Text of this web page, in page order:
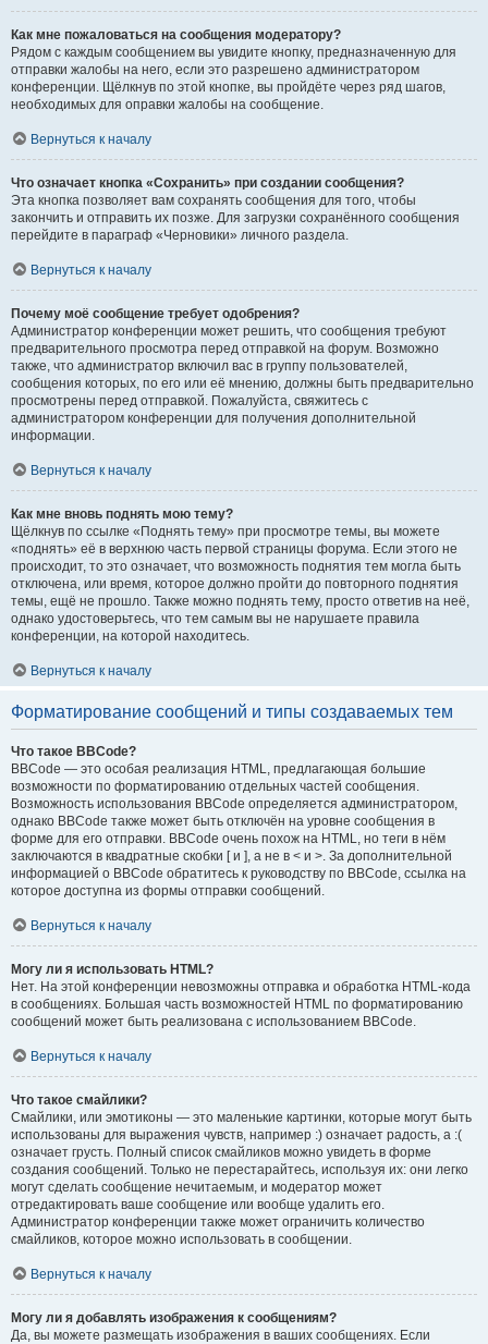
Как мне пожаловаться на сообщения модератору?
Рядом с каждым сообщением вы увидите кнопку, предназначенную для
отправки жалобы на него, если это разрешено администратором
конференции. Щёлкнув по этой кнопке, вы пройдёте через ряд шагов,
необходимых для оправки жалобы на сообщение.
Вернуться к началу
Что означает кнопка «Сохранить» при создании сообщения?
Эта кнопка позволяет вам сохранять сообщения для того, чтобы
закончить и отправить их позже. Для загрузки сохранённого сообщения
перейдите в параграф «Черновики» личного раздела.
Вернуться к началу
Почему моё сообщение требует одобрения?
Администратор конференции может решить, что сообщения требуют
предварительного просмотра перед отправкой на форум. Возможно
также, что администратор включил вас в группу пользователей,
сообщения которых, по его или её мнению, должны быть предварительно
просмотрены перед отправкой. Пожалуйста, свяжитесь с
администратором конференции для получения дополнительной
информации.
Вернуться к началу
Как мне вновь поднять мою тему?
Щёлкнув по ссылке «Поднять тему» при просмотре темы, вы можете
«поднять» её в верхнюю часть первой страницы форума. Если этого не
происходит, то это означает, что возможность поднятия тем могла быть
отключена, или время, которое должно пройти до повторного поднятия
темы, ещё не прошло. Также можно поднять тему, просто ответив на неё,
однако удостоверьтесь, что тем самым вы не нарушаете правила
конференции, на которой находитесь.
Вернуться к началу
Форматирование сообщений и типы создаваемых тем
Что такое BBCode?
BBCode — это особая реализация HTML, предлагающая большие
возможности по форматированию отдельных частей сообщения.
Возможность использования BBCode определяется администратором,
однако BBCode также может быть отключён на уровне сообщения в
форме для его отправки. BBCode очень похож на HTML, но теги в нём
заключаются в квадратные скобки [ и ], а не в < и >. За дополнительной
информацией о BBCode обратитесь к руководству по BBCode, ссылка на
которое доступна из формы отправки сообщений.
Вернуться к началу
Могу ли я использовать HTML?
Нет. На этой конференции невозможны отправка и обработка HTML-кода
в сообщениях. Большая часть возможностей HTML по форматированию
сообщений может быть реализована с использованием BBCode.
Вернуться к началу
Что такое смайлики?
Смайлики, или эмотиконы — это маленькие картинки, которые могут быть
использованы для выражения чувств, например :) означает радость, а :(
означает грусть. Полный список смайликов можно увидеть в форме
создания сообщений. Только не перестарайтесь, используя их: они легко
могут сделать сообщение нечитаемым, и модератор может
отредактировать ваше сообщение или вообще удалить его.
Администратор конференции также может ограничить количество
смайликов, которое можно использовать в сообщении.
Вернуться к началу
Могу ли я добавлять изображения к сообщениям?
Да, вы можете размещать изображения в ваших сообщениях. Если